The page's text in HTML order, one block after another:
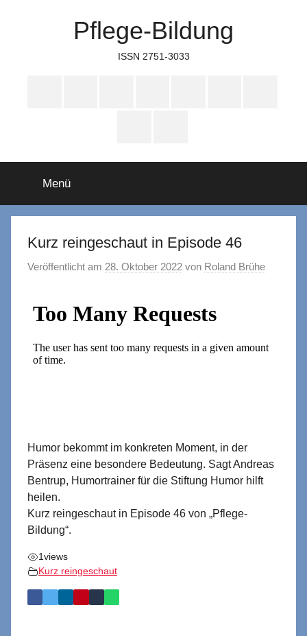
Pflege-Bildung
ISSN 2751-3033
Menü
Kurz reingeschaut in Episode 46
Veröffentlicht am 28. Oktober 2022 von Roland Brühe
Humor bekommt im konkreten Moment, in der
Präsenz eine besondere Bedeutung. Sagt Andreas
Bentrup, Humortrainer für die Stiftung Humor hilft
heilen.
Kurz reingeschaut in Episode 46 von „Pflege-
Bildung“.
1views
Kurz reingeschaut